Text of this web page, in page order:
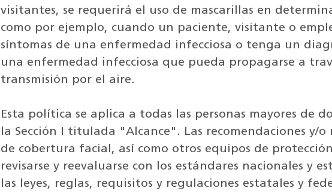
visitantes, se requerirá el uso de mascarillas en
como por ejemplo, cuando un paciente, visitante o
síntomas de una enfermedad infecciosa o tenga un
una enfermedad infecciosa que pueda propagarse a
transmisión por el aire.
Esta política se aplica a todas las personas mayores de
la Sección I titulada "Alcance". Las recomendaciones y/
de cobertura facial, así como otros equipos de
revisarse y reevaluarse con los estándares nacionales y
las leyes, reglas, requisitos y regulaciones estatales y